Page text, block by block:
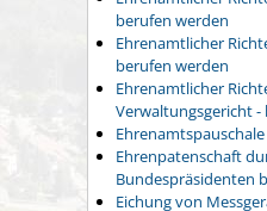
berufen werden
Ehrenamtlicher
berufen werden
Ehrenamtlicher
Verwaltungsgericht
Ehrenpatenschaft
Bundespräsidenten
Eichung von